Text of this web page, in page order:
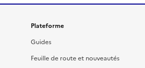
Plateforme
Guides
Feuille de route et nouveautés